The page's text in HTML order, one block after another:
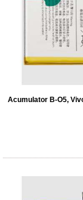
Acumulator B-O5,